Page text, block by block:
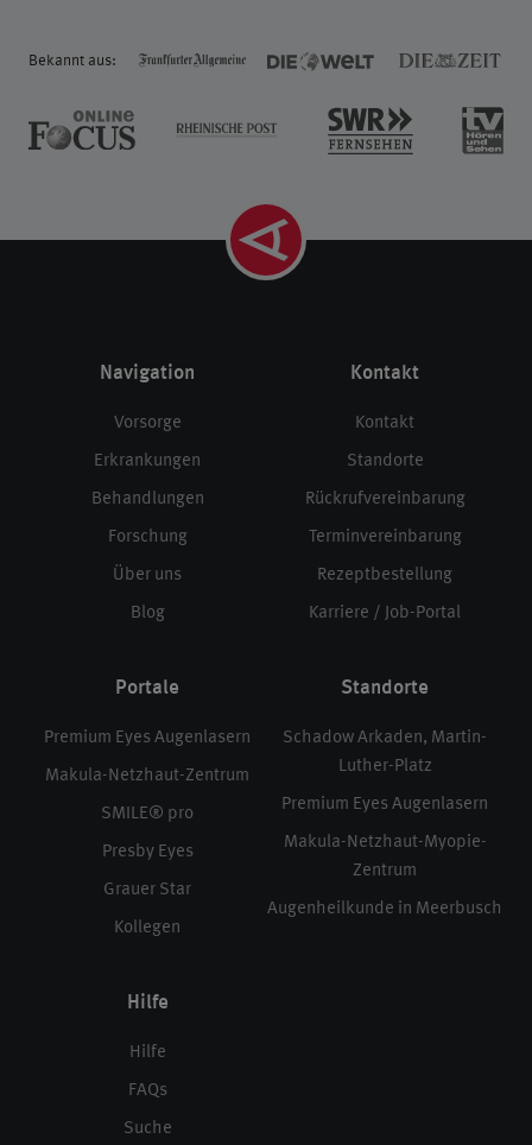
Bekannt aus:
Navigation
Vorsorge
Erkrankungen
Behandlungen
Forschung
Über uns
Blog
Kontakt
Kontakt
Standorte
Rückrufvereinbarung
Terminvereinbarung
Rezeptbestellung
Karriere / Job-Portal
Portale
Premium Eyes Augenlasern
Makula-Netzhaut-Zentrum
SMILE® pro
Presby Eyes
Grauer Star
Kollegen
Standorte
Schadow Arkaden, Martin-
Luther-Platz
Premium Eyes Augenlasern
Makula-Netzhaut-Myopie-
Zentrum
Augenheilkunde in Meerbusch
Hilfe
Hilfe
FAQs
Suche